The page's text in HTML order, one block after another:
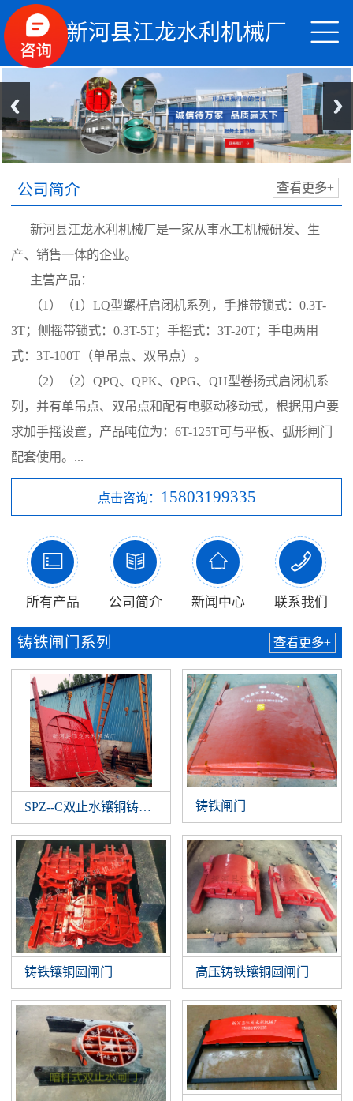

 新河县江龙水利机械厂
公司简介 查看更多+
新河县江龙水利机械厂是一家从事水工机械研发、生
产、销售一体的企业。
主营产品：
（1）（1）LQ型螺杆启闭机系列，手推带锁式：0.3T-
3T；侧摇带锁式：0.3T-5T；手摇式：3T-20T；手电两用
式：3T-100T（单吊点、双吊点）。
（2）（2）QPQ、QPK、QPG、QH型卷扬式启闭机系
列，并有单吊点、双吊点和配有电驱动移动式，根据用户要
求加手摇设置，产品吨位为：6T-125T可与平板、弧形闸门
配套使用。...
点击咨询： 15803199335

所有产品

公司简介

新闻中心

联系我们
铸铁闸门系列 查看更多+
SPZ--C双止水镶铜铸铁闸门 铸铁闸门
铸铁镶铜圆闸门 高压铸铁镶铜圆闸门